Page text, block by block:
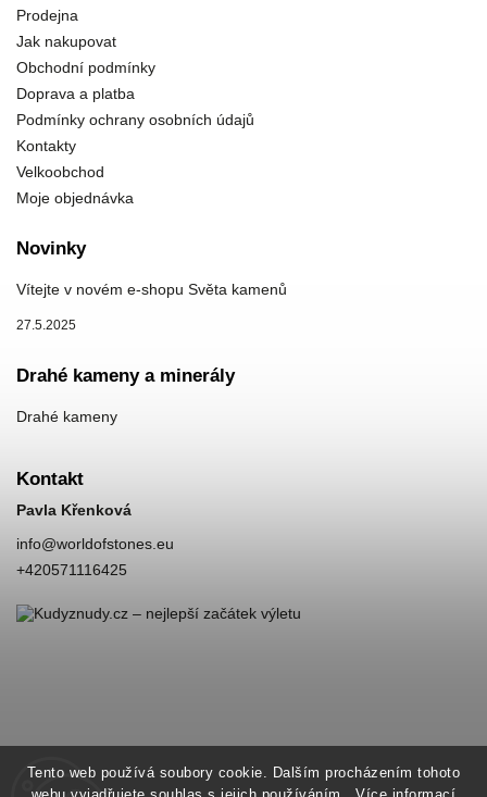
Tento web používá soubory cookie. Dalším procházením tohoto
Prodejna
Jak nakupovat
Obchodní podmínky
Doprava a platba
Podmínky ochrany osobních údajů
Kontakty
Velkoobchod
Moje objednávka
Novinky
Vítejte v novém e-shopu Světa kamenů
27.5.2025
Drahé kameny a minerály
Drahé kameny
Kontakt
Pavla Křenková
info@worldofstones.eu
+420571116425